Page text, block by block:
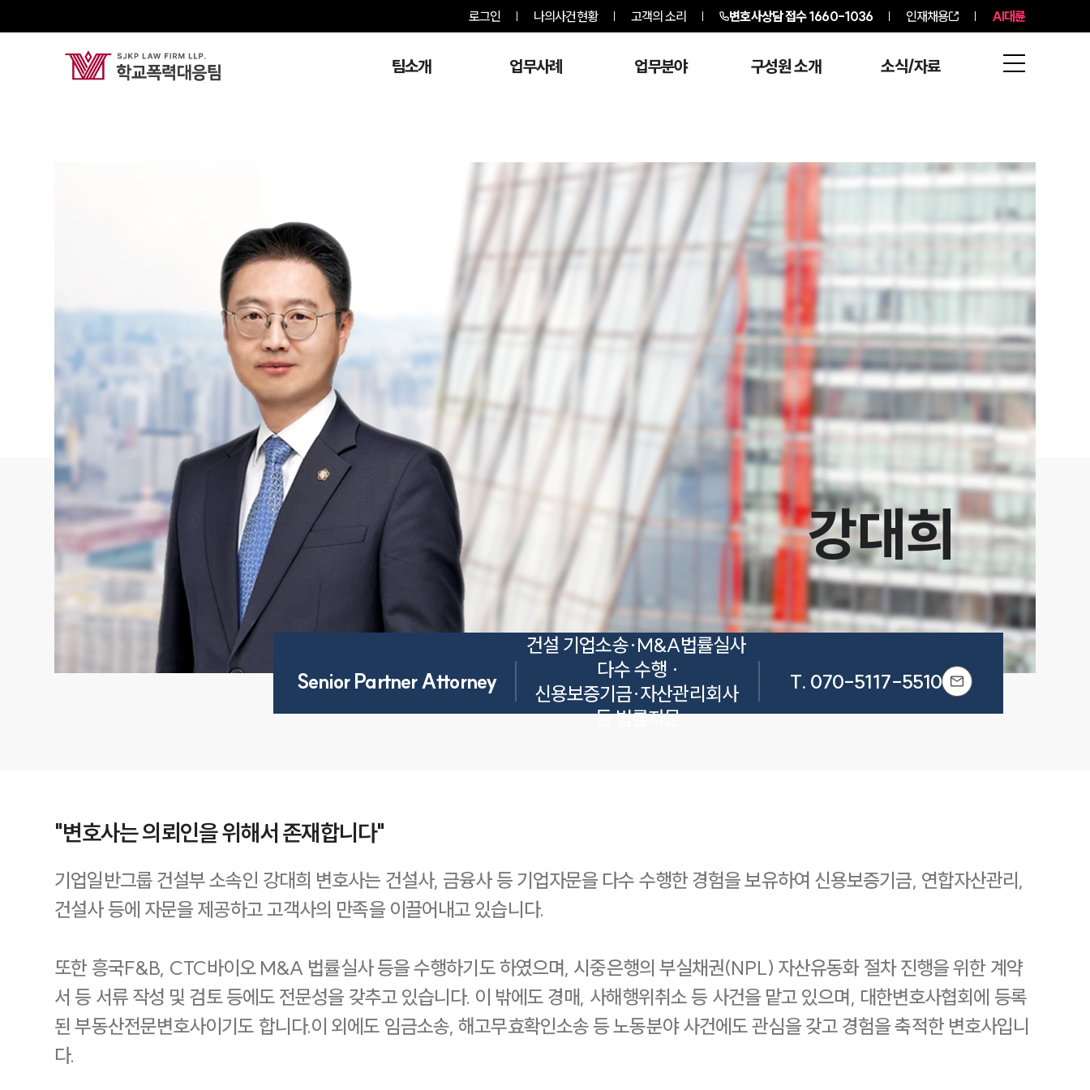
로그인 나의사건현황 고객의 소리 변호사상담 접수1660-1036 인재채용 AI대륜
팀소개 업무사례 업무분야 구성원 소개 소식/자료
강대희
Senior Partner Attorney
건설 기업소송·M&A법률실사
다수 수행 ·
신용보증기금·자산관리회사
등 법률자문
T. 070-5117-5510
"변호사는 의뢰인을 위해서 존재합니다"
기업일반그룹 건설부 소속인 강대희 변호사는 건설사, 금융사 등 기업자문을 다수 수행한 경험을 보유하여 신용보증기금, 연합자산관리,
건설사 등에 자문을 제공하고 고객사의 만족을 이끌어내고 있습니다.
또한 흥국F&B, CTC바이오 M&A 법률실사 등을 수행하기도 하였으며, 시중은행의 부실채권(NPL) 자산유동화 절차 진행을 위한 계약
서 등 서류 작성 및 검토 등에도 전문성을 갖추고 있습니다. 이 밖에도 경매, 사해행위취소 등 사건을 맡고 있으며, 대한변호사협회에 등록
된 부동산전문변호사이기도 합니다.이 외에도 임금소송, 해고무효확인소송 등 노동분야 사건에도 관심을 갖고 경험을 축적한 변호사입니
다.